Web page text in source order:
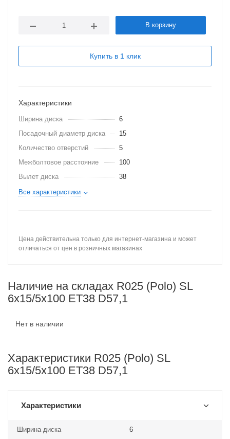
В корзину
Купить в 1 клик
Характеристики
Ширина диска
6
Посадочный диаметр диска
15
Количество отверстий
5
Межболтовое расстояние
100
Вылет диска
38
Все характеристики
Цена действительна только для интернет-магазина и может
отличаться от цен в розничных магазинах
Наличие на складах R025 (Polo) SL
6x15/5x100 ET38 D57,1
Нет в наличии
Характеристики R025 (Polo) SL
6x15/5x100 ET38 D57,1
Характеристики
Ширина диска 6